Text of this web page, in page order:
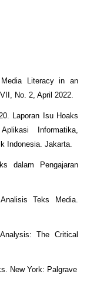
Literacy in an
No. 2, April 2022.
Laporan Isu Hoaks
Informatika,
Indonesia. Jakarta.
dalam Pengajaran
Teks Media.
The Critical
New York: Palgrave